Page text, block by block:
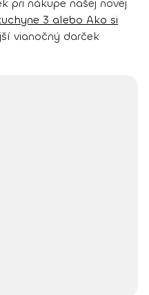
pri nákupe našej novej
3 alebo Ako si
vianočný darček